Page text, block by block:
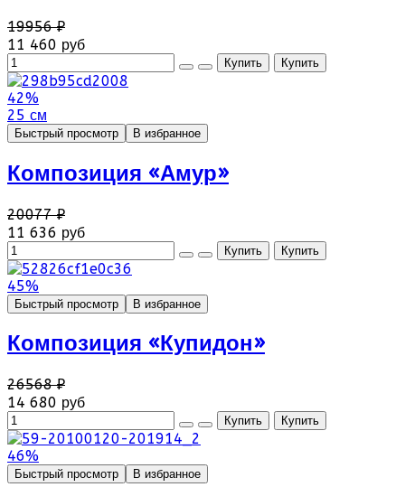
19956 ₽
11 460 руб
42%
25 см
Быстрый просмотр В избранное
Композиция «Амур»
20077 ₽
11 636 руб
45%
Быстрый просмотр В избранное
Композиция «Купидон»
26568 ₽
14 680 руб
46%
Быстрый просмотр В избранное